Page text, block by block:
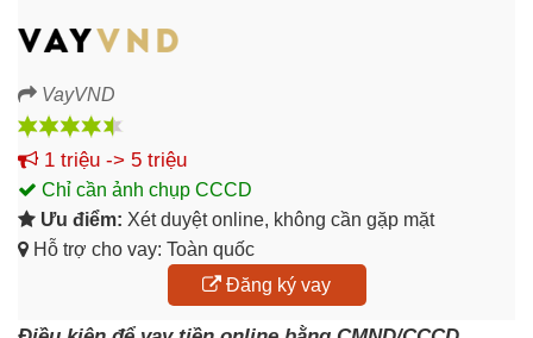
VayVND
1 triệu -> 5 triệu
Chỉ cần ảnh chụp CCCD
Ưu điểm: Xét duyệt online, không cần gặp mặt
Hỗ trợ cho vay: Toàn quốc
Đăng ký vay